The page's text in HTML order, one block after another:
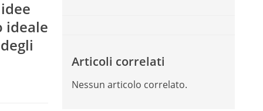
ideale
Articoli correlati
Nessun articolo correlato.